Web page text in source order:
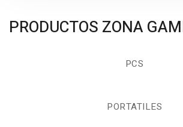
PRODUCTOS ZONA
PCS
PORTATILES